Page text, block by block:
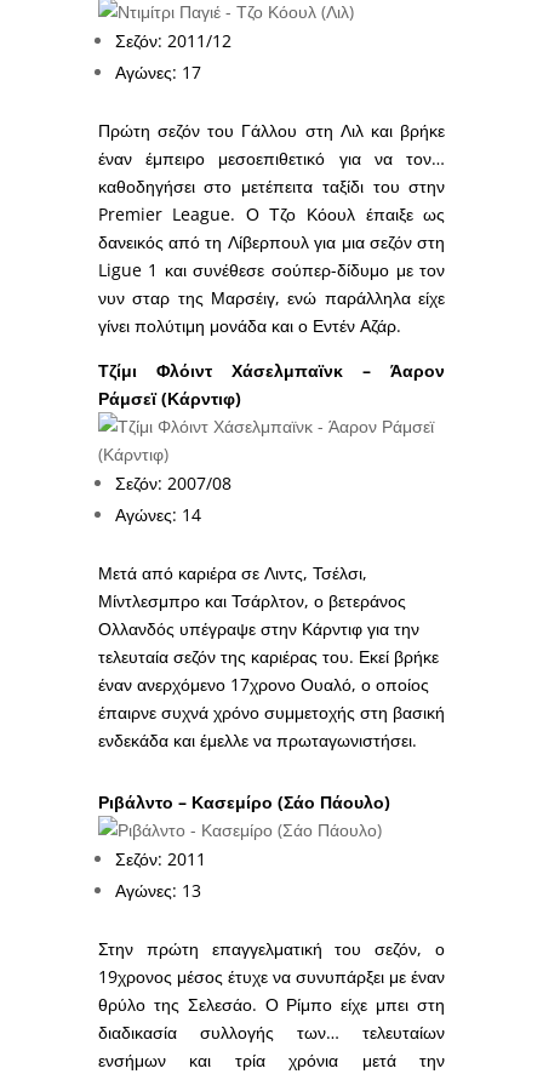
Σεζόν: 2011/12
Αγώνες: 17
Πρώτη σεζόν του Γάλλου στη Λιλ και βρήκε
έναν έμπειρο μεσοεπιθετικό για να τον…
καθοδηγήσει στο μετέπειτα ταξίδι του στην
Premier League. Ο Τζο Κόουλ έπαιξε ως
δανεικός από τη Λίβερπουλ για μια σεζόν στη
Ligue 1 και συνέθεσε σούπερ-δίδυμο με τον
νυν σταρ της Μαρσέιγ, ενώ παράλληλα είχε
γίνει πολύτιμη μονάδα και ο Εντέν Αζάρ.
Τζίμι Φλόιντ Χάσελμπαϊνκ – Άαρον
Ράμσεϊ (Κάρντιφ)
Σεζόν: 2007/08
Αγώνες: 14
Μετά από καριέρα σε Λιντς, Τσέλσι,
Μίντλεσμπρο και Τσάρλτον, ο βετεράνος
Ολλανδός υπέγραψε στην Κάρντιφ για την
τελευταία σεζόν της καριέρας του. Εκεί βρήκε
έναν ανερχόμενο 17χρονο Ουαλό, ο οποίος
έπαιρνε συχνά χρόνο συμμετοχής στη βασική
ενδεκάδα και έμελλε να πρωταγωνιστήσει.
Ριβάλντο – Κασεμίρο (Σάο Πάουλο)
Σεζόν: 2011
Αγώνες: 13
Στην πρώτη επαγγελματική του σεζόν, ο
19χρονος μέσος έτυχε να συνυπάρξει με έναν
θρύλο της Σελεσάο. Ο Ρίμπο είχε μπει στη
διαδικασία συλλογής των… τελευταίων
ενσήμων και τρία χρόνια μετά την